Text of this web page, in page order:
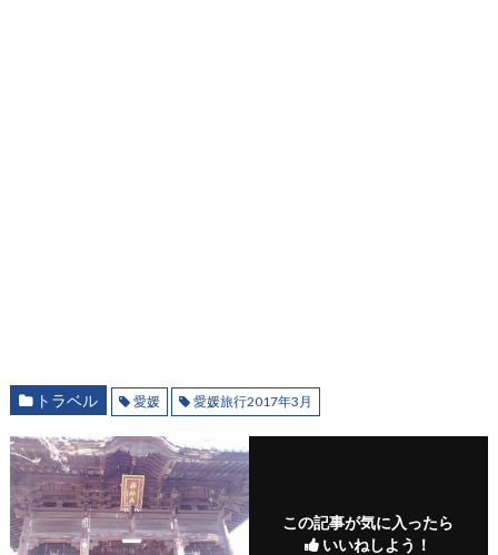
トラベル 愛媛 愛媛旅行2017年3月
この記事が気に入ったら
いいねしよう！